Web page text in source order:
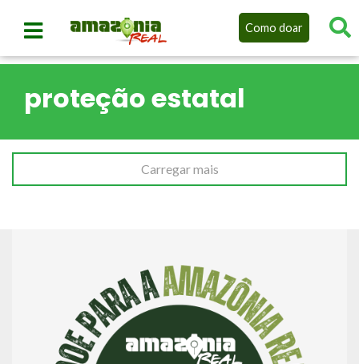
Como doar
proteção estatal
Carregar mais